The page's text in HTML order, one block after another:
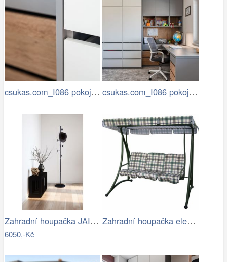
csukas.com_I086 pokoje a pracovna… csukas.com_I086 pokoje a pracovna…
Zahradní houpačka JAIRA Tempo Kondela
6050,-Kč
Zahradní houpačka elena II (zelená)